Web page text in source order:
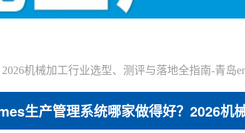
机械加工行业选型、测评与落地全指南-青岛
生产管理系统哪家做得好？2026机